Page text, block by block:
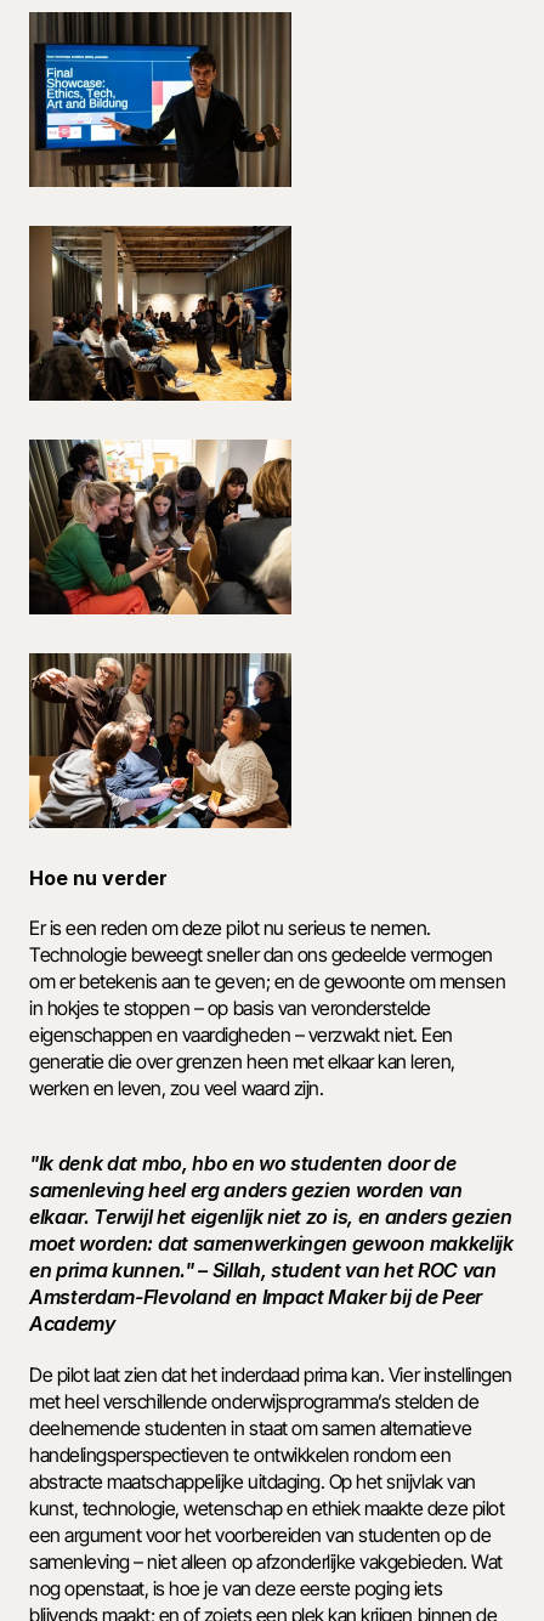
Hoe nu verder
Er is een reden om deze pilot nu serieus te nemen.
Technologie beweegt sneller dan ons gedeelde vermogen
om er betekenis aan te geven; en de gewoonte om mensen
in hokjes te stoppen – op basis van veronderstelde
eigenschappen en vaardigheden – verzwakt niet. Een
generatie die over grenzen heen met elkaar kan leren,
werken en leven, zou veel waard zijn.
"Ik denk dat mbo, hbo en wo studenten door de
samenleving heel erg anders gezien worden van
elkaar. Terwijl het eigenlijk niet zo is, en anders gezien
moet worden: dat samenwerkingen gewoon makkelijk
en prima kunnen." – Sillah, student van het ROC van
Amsterdam-Flevoland en Impact Maker bij de Peer
Academy
De pilot laat zien dat het inderdaad prima kan. Vier instellingen
met heel verschillende onderwijsprogramma’s stelden de
deelnemende studenten in staat om samen alternatieve
handelingsperspectieven te ontwikkelen rondom een
abstracte maatschappelijke uitdaging. Op het snijvlak van
kunst, technologie, wetenschap en ethiek maakte deze pilot
een argument voor het voorbereiden van studenten op de
samenleving – niet alleen op afzonderlijke vakgebieden. Wat
nog openstaat, is hoe je van deze eerste poging iets
blijvends maakt; en of zoiets een plek kan krijgen binnen de